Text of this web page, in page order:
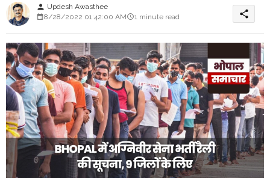
person Updesh Awasthee
8/28/2022 01:42:00 AM
1 minute read share